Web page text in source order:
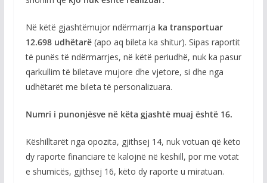
Në këtë gjashtëmujor ndërmarrja ka transportuar
12.698 udhëtarë(apo aq bileta ka shitur). Sipas raportit
të punës të ndërmarrjes, në këtë periudhë, nuk ka pasur
qarkullim të biletave mujore dhe vjetore, si dhe nga
udhëtarët me bileta të personalizuara.
Numri i punonjësve në këta gjashtë muaj është 16.
Këshilltarët nga opozita, gjithsej 14, nuk votuan që këto
dy raporte financiare të kalojnë në këshill, por me votat
e shumicës, gjithsej 16, këto dy raporte u miratuan.